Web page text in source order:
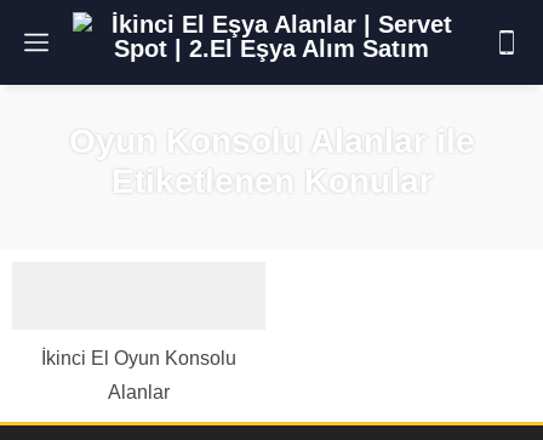
Oyun Konsolu Alanlar ile
Etiketlenen Konular
İkinci El Oyun Konsolu
Alanlar